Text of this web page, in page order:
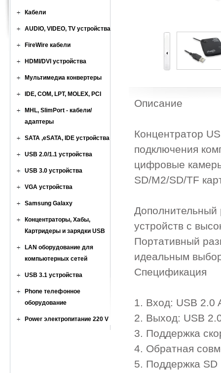
Кабели
AUDIO, VIDEO, TV устройства
FireWire кабели
HDMI/DVI устройства
Мультимедиа конвертеры
IDE, COM, LPT, MOLEX, PCI
MHL, SlimPort - кабели/
адаптеры
SATA ,eSATA, IDE устройства
USB 2.0/1.1 устройства
USB 3.0 устройства
VGA устройства
Samsung Galaxy
Концентраторы, Хабы,
Картридеры и зарядки USB
LAN оборудование для
компьютерных сетей
USB 3.1 устройства
Phone телефонное
оборудование
Power электропитание 220 V
Описание
Концентратор
подключения
цифровые
SD/M2/SD/TF
Дополнительный
устройств с
Портативный
идеальным
Спецификация
1. Вход: USB 2.0
2. Выход: USB
3. Поддержка
4. Обратная
5. Поддержка SD